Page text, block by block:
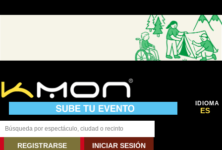
IDIOMA
ES
REGISTRARSE INICIAR SESIÓN